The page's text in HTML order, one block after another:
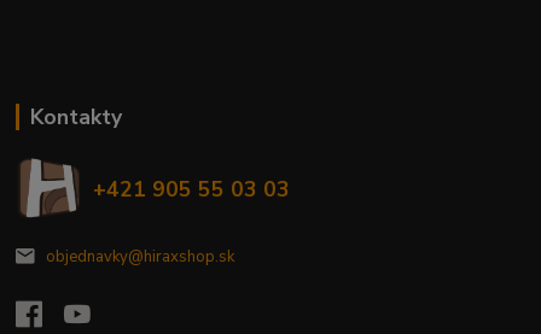
Kontakty
+421 905 55 03 03
objednavky@hiraxshop.sk